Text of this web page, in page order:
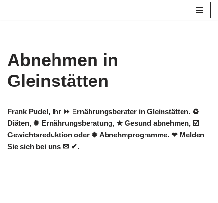
Abnehmen in
Gleinstätten
Frank Pudel, Ihr ⏩ Ernährungsberater in Gleinstätten. ♻
Diäten, ✺ Ernährungsberatung, ★ Gesund abnehmen, ☑️
Gewichtsreduktion oder ✹ Abnehmprogramme. ❤ Melden
Sie sich bei uns ✉ ✔.